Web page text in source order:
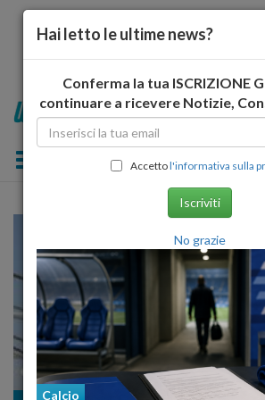
Toggle navigation
Hai letto le ultime news?
Conferma la tua ISCRIZIONE
continuare a ricevere Notizie,
Accettol'informativa sulla
Iscriviti
No grazie
Calcio